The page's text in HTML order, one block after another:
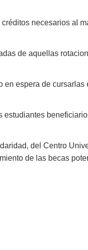
necesarios al
de aquellas
en espera de cursarlas
del Centro
de las becas